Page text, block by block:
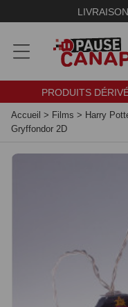
PRODUITS
Accueil > Films > Harry
Gryffondor 2D
Panneau de gestion des